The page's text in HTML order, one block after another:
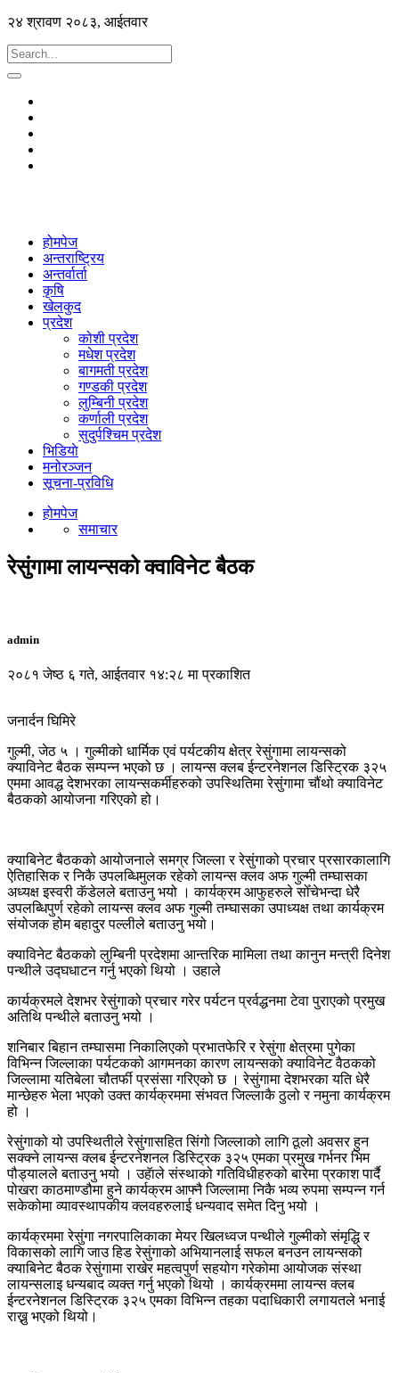
२४ श्रावण २०८३, आईतवार
होमपेज
अन्तराष्ट्रिय
अन्तर्वार्ता
कृषि
खेलकुद
प्रदेश
कोशी प्रदेश
मधेश प्रदेश
बागमती प्रदेश
गण्डकी प्रदेश
लुम्बिनी प्रदेश
कर्णाली प्रदेश
सुदुर्पश्चिम प्रदेश
भिडियाे
मनोरञ्जन
सूचना-प्रविधि
होमपेज
समाचार
रेसुंगामा लायन्सको क्वाविनेट बैठक
admin
२०८१ जेष्ठ ६ गते, आईतवार १४:२८ मा प्रकाशित
जनार्दन घिमिरे
गुल्मी, जेठ ५ । गुल्मीको धार्मिक एवं पर्यटकीय क्षेत्र रेसुंगामा लायन्सको
क्याविनेट बैठक सम्पन्न भएको छ । लायन्स क्लब ईन्टरनेशनल डिस्ट्रिक ३२५
एममा आवद्ध देशभरका लायन्सकर्मीहरुको उपस्थितिमा रेसुंगामा चौंथो क्याविनेट
बैठकको आयोजना गरिएको हो।
क्याबिनेट बैठकको आयोजनाले समग्र जिल्ला र रेसुंगाको प्रचार प्रसारकालागि
ऐतिहासिक र निकै उपलब्धिमुलक रहेको लायन्स क्लव अफ गुल्मी तम्घासका
अध्यक्ष इस्वरी कॅडेलले बताउनु भयो । कार्यक्रम आफुहरुले सोँचेभन्दा धेरै
उपलब्धिपुर्ण रहेको लायन्स क्लव अफ गुल्मी तम्घासका उपाध्यक्ष तथा कार्यक्रम
संयोजक होम बहादुर पल्लीले बताउनु भयो।
क्याविनेट बैठकको लुम्बिनी प्रदेशमा आन्तरिक मामिला तथा कानुन मन्त्री दिनेश
पन्थीले उद्घधाटन गर्नु भएको थियो । उहाले
कार्यक्रमले देशभर रेसुंगाको प्रचार गरेर पर्यटन प्रर्वद्धनमा टेवा पुराएको प्रमुख
अतिथि पन्थीले बताउनु भयो ।
शनिबार बिहान तम्घासमा निकालिएको प्रभातफेरि र रेसुंगा क्षेत्रमा पुगेका
विभिन्न जिल्लाका पर्यटकको आगमनका कारण लायन्सको क्याविनेट वैठकको
जिल्लामा यतिबेला चौतर्फी प्रसंसा गरिएको छ । रेसुंगामा देशभरका यति धेरै
मान्छेहरु भेला भएको उक्त कार्यक्रममा संभवत जिल्लाकै ठुलो र नमुना कार्यक्रम
हो ।
रेसुंगाको यो उपस्थितीले रेसुंगासहित सिंगो जिल्लाको लागि ठूलो अवसर हुन
सक्क्ने लायन्स क्लब ईन्टरनेशनल डिस्ट्रिक ३२५ एमका प्रमुख गर्भनर भिम
पौड्यालले बताउनु भयो । उहॅाले संस्थाको गतिविधीहरुको बारेमा प्रकाश पार्दै
पोखरा काठमाण्डौमा हुने कार्यक्रम आफ्नै जिल्लामा निकै भव्य रुपमा सम्पन्न गर्न
सकेकोमा व्यावस्थापकीय क्लवहरुलाई धन्यवाद समेत दिनु भयो ।
कार्यक्रममा रेसुंगा नगरपालिकाका मेयर खिलध्वज पन्थीले गुल्मीको संमृद्धि र
विकासको लागि जाउ हिड रेसुंगाको अभियानलाई सफल बनउन लायन्सको
क्याबिनेट बैठक रेसुंगामा राखेर महत्वपुर्ण सहयोग गरेकोमा आयोजक संस्था
लायन्सलाइ धन्यबाद व्यक्त गर्नु भएको थियो । कार्यक्रममा लायन्स क्लब
ईन्टरनेशनल डिस्ट्रिक ३२५ एमका विभिन्न तहका पदाधिकारी लगायतले भनाई
राख्नु भएको थियो।